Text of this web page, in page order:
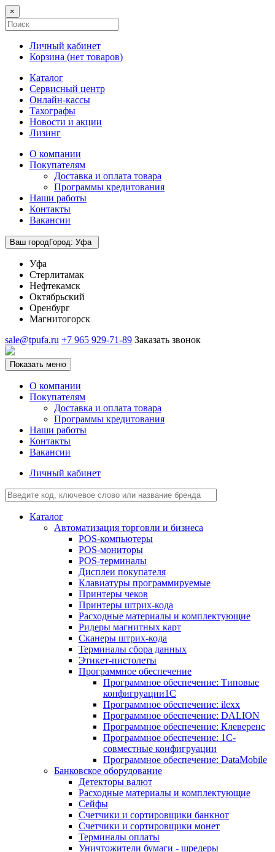
×
Личный кабинет
Корзина (нет товаров)
Каталог
Сервисный центр
Онлайн-кассы
Тахографы
Новости и акции
Лизинг
О компании
Покупателям
Доставка и оплата товара
Программы кредитования
Наши работы
Контакты
Вакансии
Ваш городГород: Уфа
Уфа
Стерлитамак
Нефтекамск
Октябрьский
Оренбург
Магнитогорск
sale@tpufa.ru +7 965 929-71-89 Заказать звонок
Показать меню
О компании
Покупателям
Доставка и оплата товара
Программы кредитования
Наши работы
Контакты
Вакансии
Личный кабинет
Каталог
Автоматизация торговли и бизнеса
POS-компьютеры
POS-мониторы
POS-терминалы
Дисплеи покупателя
Клавиатуры программируемые
Принтеры чеков
Принтеры штрих-кода
Расходные материалы и комплектующие
Ридеры магнитных карт
Сканеры штрих-кода
Терминалы сбора данных
Этикет-пистолеты
Программное обеспечение
Программное обеспечение: Типовые
конфигруации1С
Программное обеспечение: ilexx
Программное обеспечение: DALION
Программное обеспечение: Клеверенс
Программное обеспечение: 1С-
совместные конфигруации
Программное обеспечение: DataMobile
Банковское оборудование
Детекторы валют
Расходные материалы и комплектующие
Сейфы
Счетчики и сортировщики банкнот
Счетчики и сортировщики монет
Терминалы оплаты
Уничтожители бумаги - шредеры